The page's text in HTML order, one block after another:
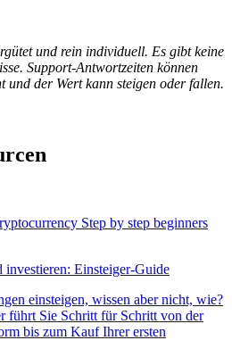
und rein individuell. Es gibt keine
Support-Antwortzeiten können
und der Wert kann steigen oder fallen.
Einsteiger-Guide
einsteigen, wissen aber nicht, wie?
führt Sie Schritt für Schritt von der
bis zum Kauf Ihrer ersten